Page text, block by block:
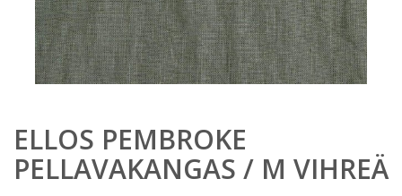
ELLOS PEMBROKE
PELLAVAKANGAS / M VIHREÄ